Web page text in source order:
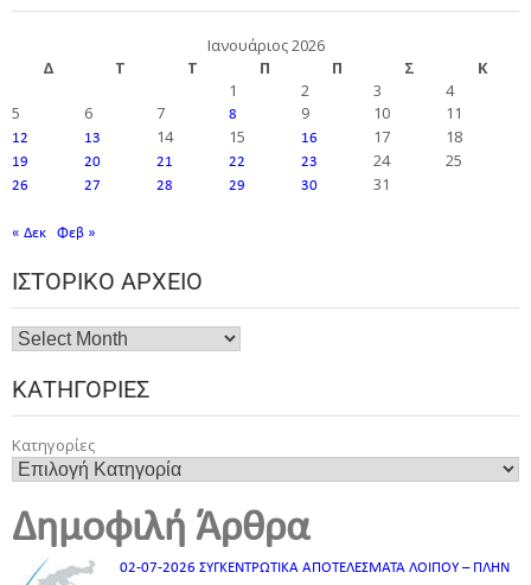
Ιανουάριος 2026
Δ
Τ Τ Π Π Σ
Κ
1
2 3
4
5
6 7 8 9 10 11
12 13 14 15 16 17 18
19 20 21 22 23 24 25
26 27 28 29 30 31
« Δεκ Φεβ »
ΙΣΤΟΡΙΚΌ ΑΡΧΕΊΟ
ΚΑΤΗΓΟΡΊΕΣ
Κατηγορίες
Δημοφιλή Άρθρα
02-07-2026 ΣΥΓΚΕΝΤΡΩΤΙΚΑ ΑΠΟΤΕΛΕΣΜΑΤΑ ΛΟΙΠΟΥ – ΠΛΗΝ